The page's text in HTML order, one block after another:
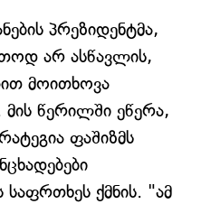
პრეზიდენტმა,
არ ასწავლის,
მოითხოვა
მის წერილში ეწერა,
ფაშიზმს
ქმნის. "ამ